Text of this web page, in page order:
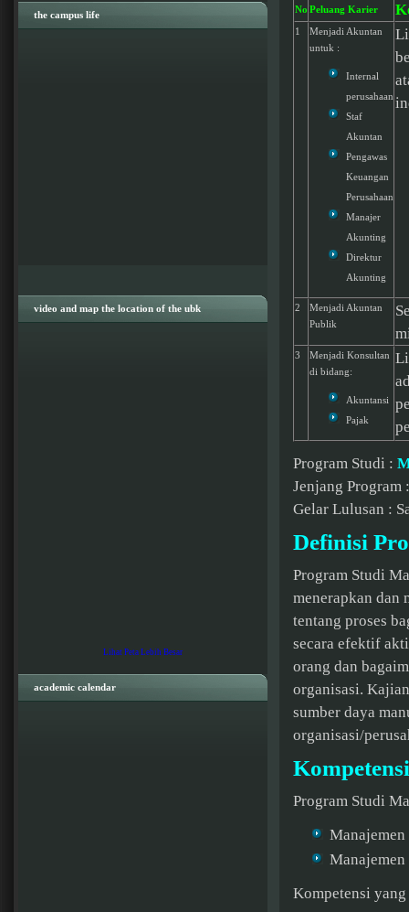
No Peluang Karier
1
Menjadi Akuntan
untuk :
Internal
perusahaan
Staf
Akuntan
Pengawas
Keuangan
Perusahaan
Manajer
Akunting
Direktur
Akunting
2
Menjadi Akuntan
Publik
3
Menjadi Konsultan
di bidang:
Akuntansi
Pajak
Program Studi :
Jenjang Program
Gelar Lulusan :
Definisi
Program Studi
menerapkan dan
tentang proses
secara efektif
orang dan
organisasi.
sumber daya
organisasi/
Program Studi
Manajemen
Kompetensi
the campus life
video and map the location of the ubk
Lihat Peta Lebih Besar
academic calendar